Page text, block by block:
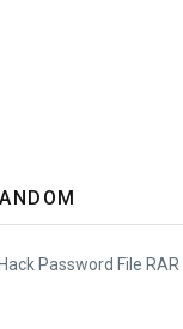
Password File RAR